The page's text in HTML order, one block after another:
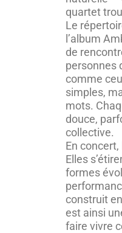
quartet
Le
l’album
de
personnes
comme
simples,
mots.
douce,
collective.
En
Elles
formes
construit
est ainsi
faire vivre